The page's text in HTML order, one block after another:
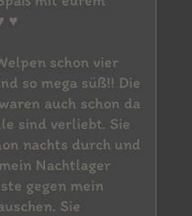
♥
schon vier
so mega süß!! Die
auch schon da
sind verliebt. Sie
nachts durch und
Nachtlager
gegen mein
Sie